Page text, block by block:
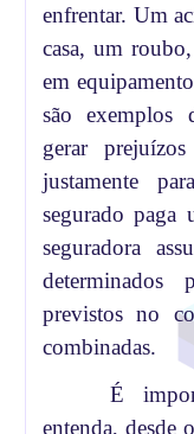
enfrentar. Um
casa, um
em
são exemplos
gerar
justamente
segurado paga
seguradora
determinados
previstos no
combinadas.
É
entenda, desde